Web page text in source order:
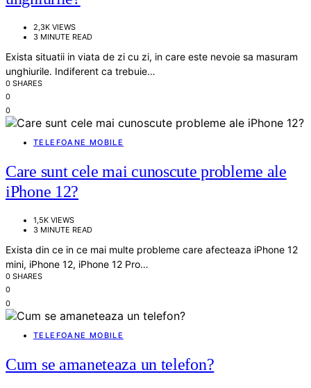
2,3K VIEWS
3 MINUTE READ
Exista situatii in viata de zi cu zi, in care este nevoie sa masuram
unghiurile. Indiferent ca trebuie…
0 SHARES
0
0
TELEFOANE MOBILE
Care sunt cele mai cunoscute probleme ale
iPhone 12?
1,5K VIEWS
3 MINUTE READ
Exista din ce in ce mai multe probleme care afecteaza iPhone 12
mini, iPhone 12, iPhone 12 Pro…
0 SHARES
0
0
TELEFOANE MOBILE
Cum se amaneteaza un telefon?